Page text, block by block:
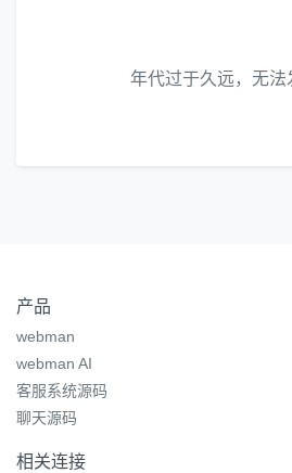
年代过于久远，无法
产品
webman
webman AI
客服系统源码
聊天源码
相关连接